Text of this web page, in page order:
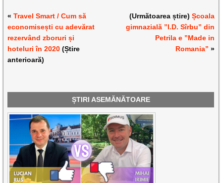
«Travel Smart / Cum să
economisești cu adevărat
rezervând zboruri și
hoteluri în 2020 (Știre
anterioară)
(Următoarea știre) Școala
gimnazială ”I.D. Sîrbu” din
Petrila e ”Made in
Romania” »
ȘTIRI ASEMĂNĂTOARE